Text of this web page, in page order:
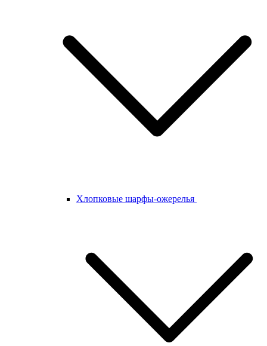
Хлопковые шарфы-ожерелья